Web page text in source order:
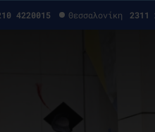
4220015 Θεσσαλονίκη 2311